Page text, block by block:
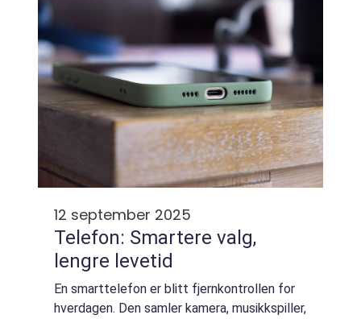
12 september 2025
Telefon: Smartere valg,
lengre levetid
En smarttelefon er blitt fjernkontrollen for
hverdagen. Den samler kamera, musikkspiller,